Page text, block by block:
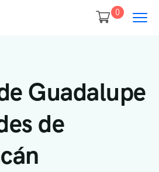
0
Guadalupe
de